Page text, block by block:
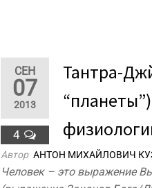
СЕН
07
2013
4
Тантра-
Автор АНТОН МИХАЙЛОВИЧ
Человек – это выражение